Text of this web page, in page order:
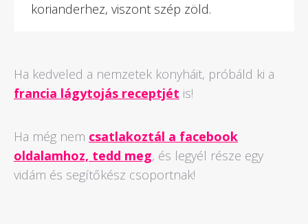
korianderhez, viszont szép zöld.
Ha kedveled a nemzetek konyháit, próbáld ki a
francia lágytojás receptjét is!
Ha még nem csatlakoztál a facebook
oldalamhoz, tedd meg, és legyél része egy
vidám és segítőkész csoportnak!